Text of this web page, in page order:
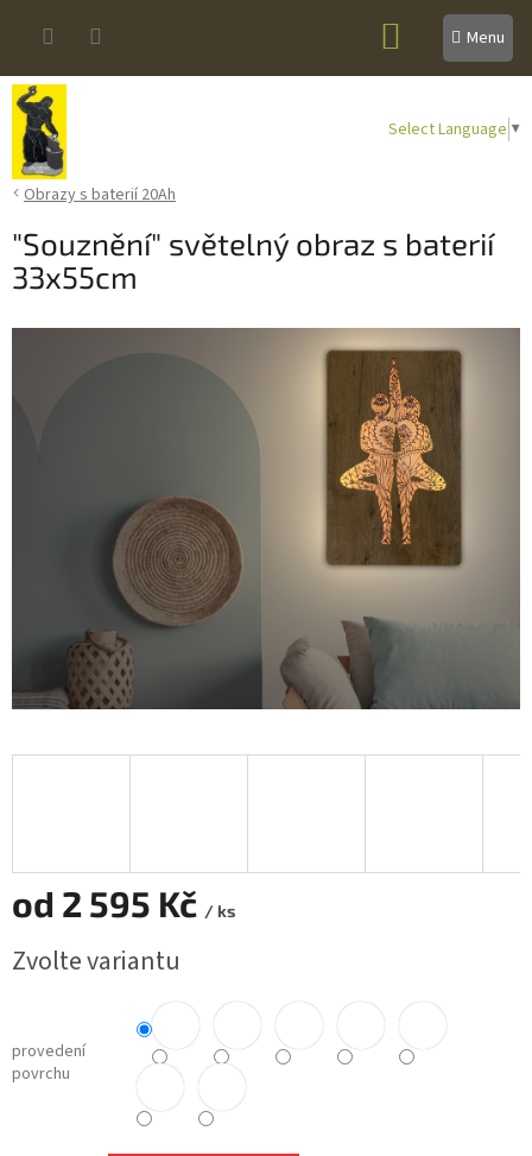
Select Language ▼
NÁKUPNÍ
KOŠÍK
Obrazy s baterií 20Ah
"Souznění" světelný obraz s baterií
33x55cm
od 2 595 Kč / ks
cena:
Zvolte variantu
provedení
povrchu